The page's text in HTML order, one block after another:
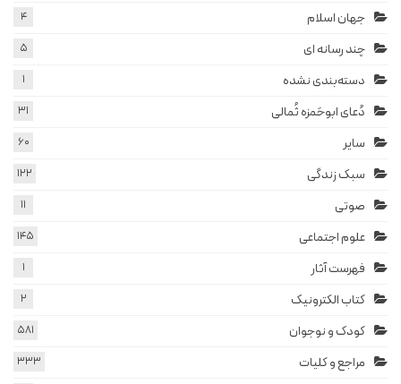
جهان اسلام 4
چند رسانه ای 5
دسته‌بندی نشده 1
دُعای ابوحَمزه ثُمالی 31
سایر 60
سبک زندگی 122
صوتی 11
علوم اجتماعی 145
فهرست آثار 1
کتاب الکترونیک 2
کودک و نوجوان 581
مراجع و کلیات 333